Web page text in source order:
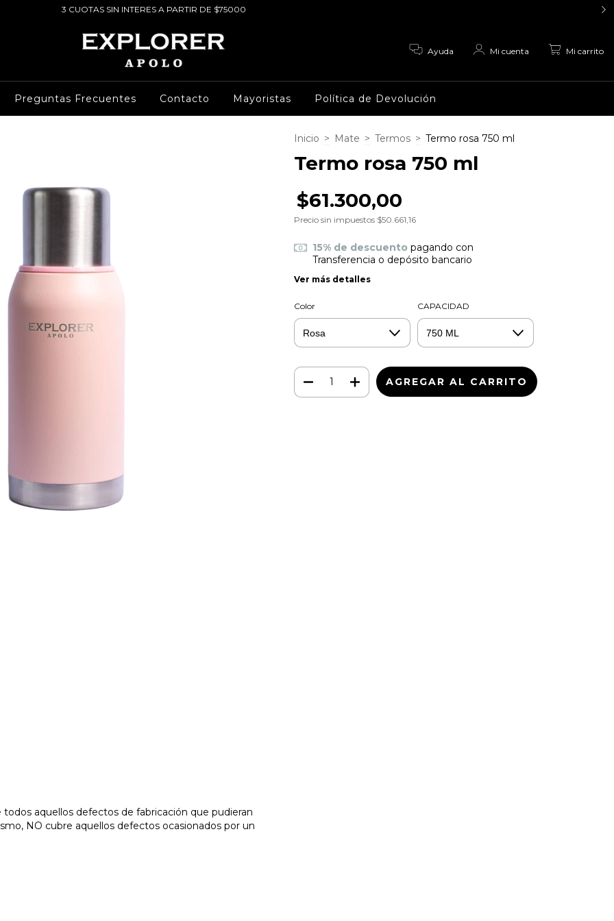
3 CUOTAS SIN INTERES A PARTIR DE $75000
Ayuda Mi cuenta Mi carrito
Preguntas Frecuentes Contacto Mayoristas Política de Devolución
aquellos defectos de fabricación que pudieran
NO cubre aquellos defectos ocasionados por un
Inicio > Mate > Termos > Termo rosa 750 ml
Termo rosa 750 ml
$61.300,00
Precio sin impuestos $50.661,16
15% de descuento pagando con
Transferencia o depósito bancario
Ver más detalles
Color CAPACIDAD